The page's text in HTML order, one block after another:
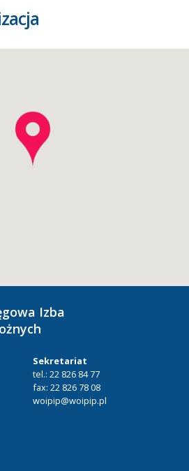
Izba
Sekretariat
tel.: 22 826 84 77
fax: 22 826 78 08
woipip@woipip.pl